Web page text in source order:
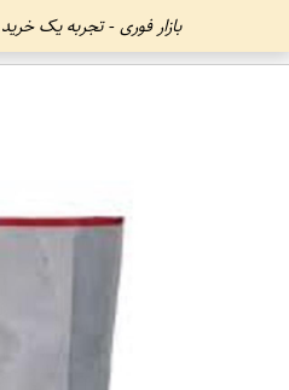
بازار فوری - تجربه یک